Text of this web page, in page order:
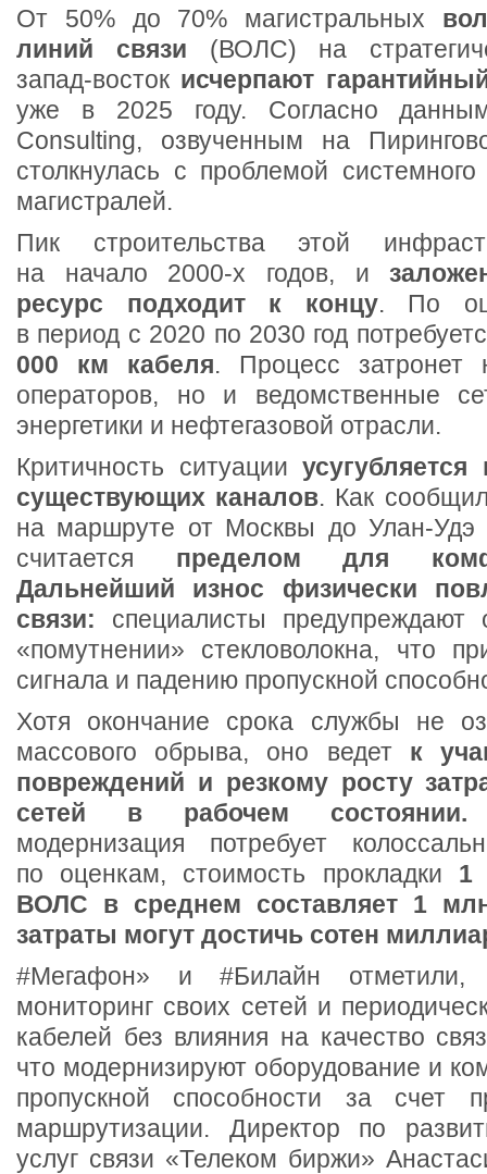
От 50% до 70% магистральных
линий связи (ВОЛС) на
запад-восток исчерпают
уже в 2025 году. Согласно
Consulting, озвученным на
столкнулась с проблемой
магистралей.
Пик строительства этой
на начало 2000-х годов, и
ресурс подходит к концу. По
в период с 2020 по 2030 год
000 км кабеля. Процесс затронет
операторов, но и ведомственные
энергетики и нефтегазовой отрасли.
Критичность ситуации
существующих каналов. Как
на маршруте от Москвы до Улан-Удэ
считается пределом для
Дальнейший износ физически
связи: специалисты предупреждают
«помутнении» стекловолокна, что
сигнала и падению пропускной
Хотя окончание срока службы не
массового обрыва, оно ведет к
повреждений и резкому росту
сетей в рабочем
модернизация потребует
по оценкам, стоимость прокладки 1
ВОЛС в среднем составляет 1
затраты могут достичь сотен
#Мегафон» и #Билайн отметили,
мониторинг своих сетей и
кабелей без влияния на качество
что модернизируют оборудование и
пропускной способности за счет
маршрутизации. Директор по
услуг связи «Телеком биржи»